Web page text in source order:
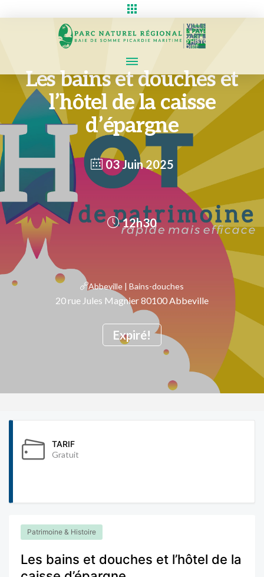
Les bains et douches et
l’hôtel de la caisse
d’épargne
03 Juin 2025
Expiré!
12h30
Abbeville | Bains-douches
20 rue Jules Magnier 80100 Abbeville
TARIF
Gratuit
Patrimoine & Histoire
Les bains et douches et l’hôtel de la